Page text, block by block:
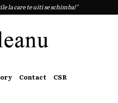
la care te uiti se schimba!"
Contact CSR